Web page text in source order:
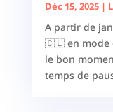
Déc 15, 2025|
A partir de
🇨🇱 en mode
le bon
temps de